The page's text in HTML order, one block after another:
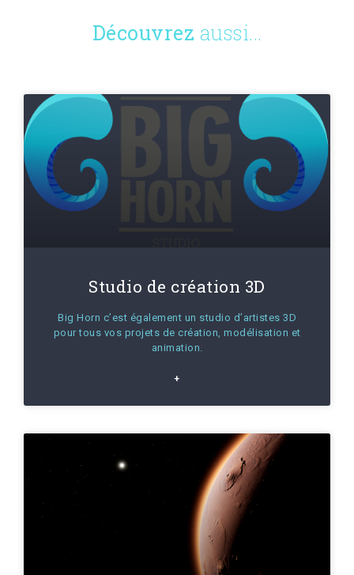
Découvrez aussi...
Studio de création 3D
Big Horn c’est également un studio d’artistes 3D
pour tous vos projets de création, modélisation et
animation.
+